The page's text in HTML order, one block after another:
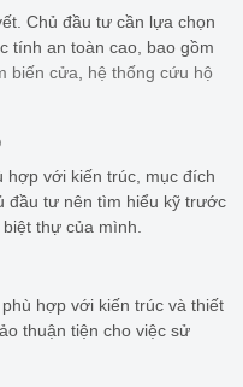
Chủ đầu tư cần lựa chọn
tính an toàn cao, bao gồm
biến cửa
hệ thống cứu hộ
hợp với kiến trúc, mục đích
đầu tư nên tìm hiểu kỹ trước
thự của mình.
hợp với kiến trúc và thiết
thuận tiện cho việc sử